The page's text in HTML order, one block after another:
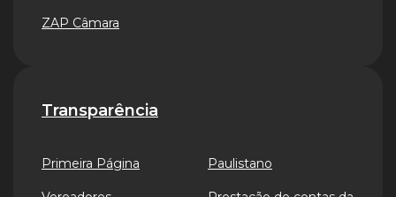
ZAP Câmara
Transparência
Primeira Página Paulistano